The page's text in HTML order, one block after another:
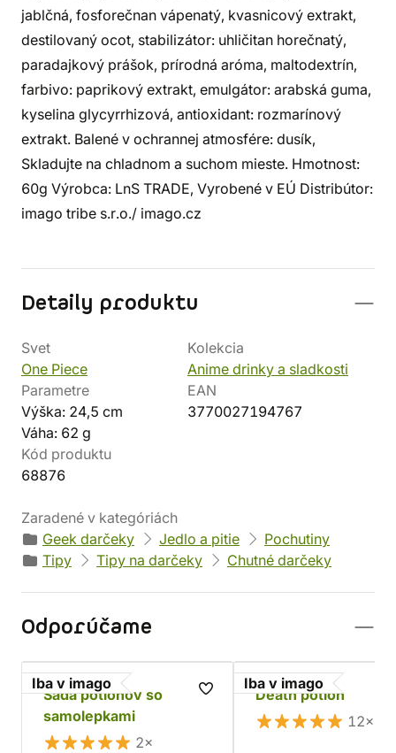
jablčná, fosforečnan vápenatý, kvasnicový extrakt,
destilovaný ocot, stabilizátor: uhličitan horečnatý,
paradajkový prášok, prírodná aróma, maltodextrín,
farbivo: paprikový extrakt, emulgátor: arabská guma,
kyselina glycyrrhizová, antioxidant: rozmarínový
extrakt. Balené v ochrannej atmosfére: dusík,
Skladujte na chladnom a suchom mieste. Hmotnost:
60g Výrobca: LnS TRADE, Vyrobené v EÚ Distribútor:
imago tribe s.r.o./ imago.cz
Detaily produktu
Svet
One Piece
Kolekcia
Anime drinky a sladkosti
Parametre
Výška: 24,5 cm
Váha: 62 g
EAN
3770027194767
Kód produktu
68876
Zaradené v kategóriách
Geek darčeky
Jedlo a pitie
Pochutiny
Tipy
Tipy na darčeky Chutné darčeky
Odporúčame
Iba v imago
Sada potionov so
samolepkami
2×
Iba v imago
Death potion
12×